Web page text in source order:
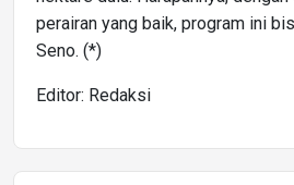
perairan yang baik, program ini
Seno. (*)
Editor: Redaksi